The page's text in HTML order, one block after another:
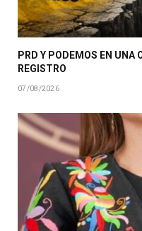
PRD Y PODEMOS EN UNA
REGISTRO
07/08/2026